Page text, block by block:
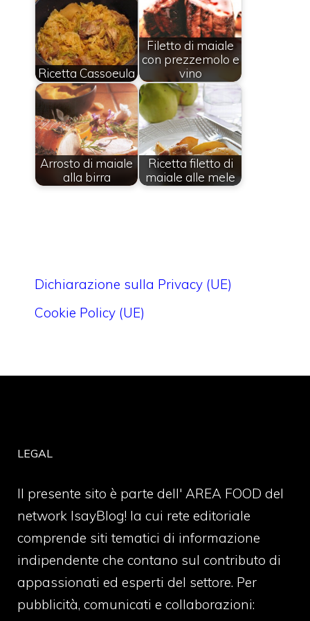
Ricetta Cassoeula
Filetto di maiale
con prezzemolo e
vino
Arrosto di maiale
alla birra
Ricetta filetto di
maiale alle mele
Dichiarazione sulla Privacy (UE)
Cookie Policy (UE)
LEGAL
Il presente sito è parte dell' AREA FOOD del
network IsayBlog! la cui rete editoriale
comprende siti tematici di informazione
indipendente che contano sul contributo di
appassionati ed esperti del settore. Per
pubblicità, comunicati e collaborazioni: